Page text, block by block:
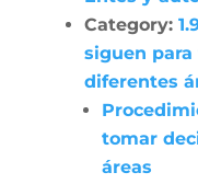
Category:
siguen
diferentes
tomar
áreas